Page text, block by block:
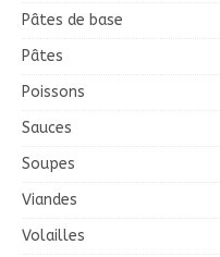
Pâtes de base
Pâtes
Poissons
Sauces
Soupes
Viandes
Volailles